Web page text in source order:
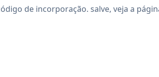
de incorporação. salve, veja a